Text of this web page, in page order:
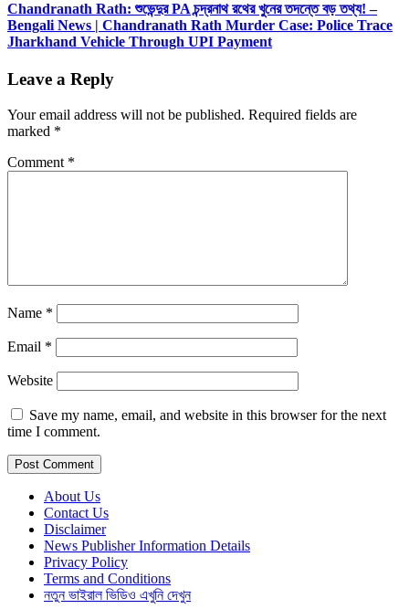
Chandranath Rath: শুভেন্দুর PA চন্দ্রনাথ রথের খুনের তদন্তে বড় তথ্য! –
Bengali News | Chandranath Rath Murder Case: Police Trace
Jharkhand Vehicle Through UPI Payment
Leave a Reply
Your email address will not be published. Required fields are
marked *
Comment *
Name *
Email *
Website
Save my name, email, and website in this browser for the next
time I comment.
About Us
Contact Us
Disclaimer
News Publisher Information Details
Privacy Policy
Terms and Conditions
নতুন ভাইরাল ভিডিও এখুনি দেখুন